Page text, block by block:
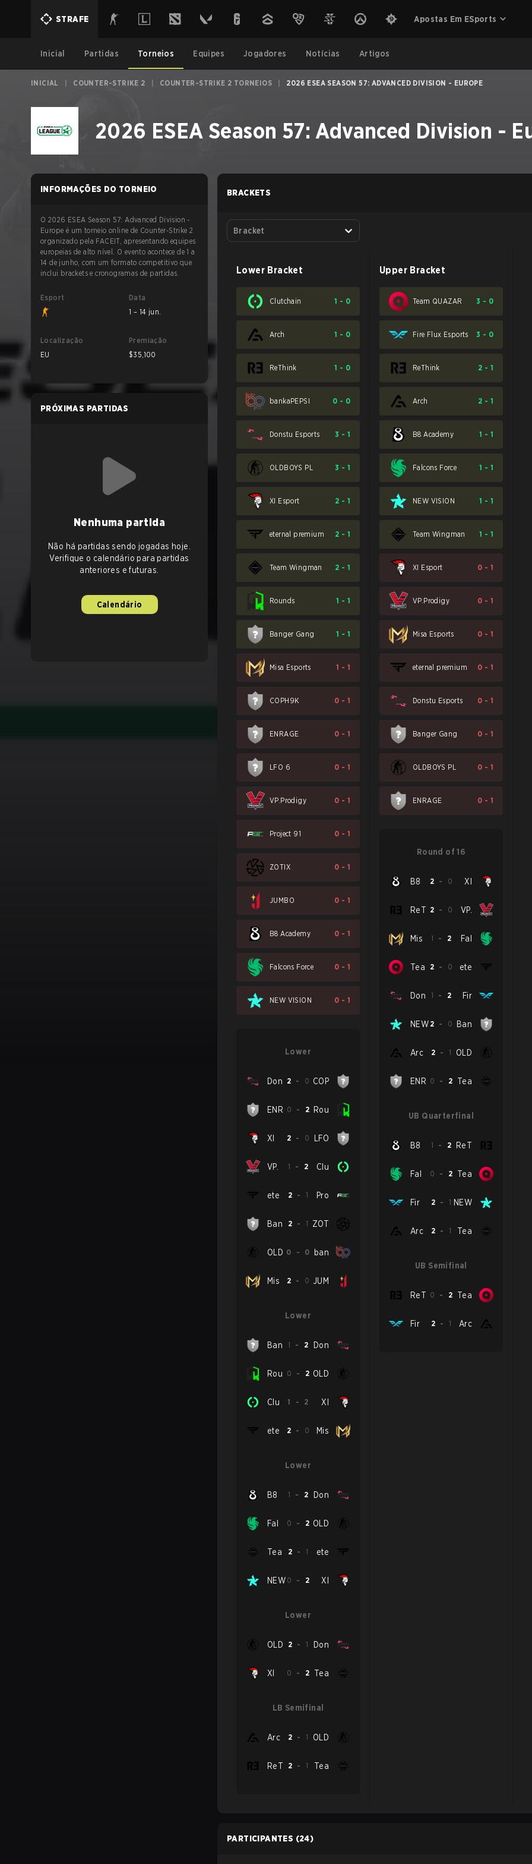
STRAFE Apostas Em ESports
Inicial Partidas Torneios Equipes Jogadores Notícias Artigos
INICIAL COUNTER-STRIKE 2 COUNTER-STRIKE 2 TORNEIOS 2026 ESEA SEASON 57: ADVANCED DIVISION - EUROPE
2026 ESEA Season 57: Advanced Division -
INFORMAÇÕES DO TORNEIO
O 2026 ESEA Season 57: Advanced Division -
Europe é um torneio online de Counter-Strike 2
organizado pela FACEIT, apresentando equipes
europeias de alto nível. O evento acontece de 1 a
14 de junho, com um formato competitivo que
inclui brackets e cronogramas de partidas.
Esport
Data
1 – 14 jun.
Localização
EU
Premiação
$35,100
PRÓXIMAS PARTIDAS
Nenhuma partida
Não há partidas sendo jogadas hoje.
Verifique o calendário para partidas
anteriores e futuras.
Calendário
BRACKETS
Bracket
Lower Bracket
Clutchain 1 - 0
Arch 1 - 0
ReThink 1 - 0
bankaPEPSI 0 - 0
Donstu Esports 3 - 1
OLDBOYS PL 3 - 1
XI Esport 2 - 1
eternal premium 2 - 1
Team Wingman 2 - 1
Rounds 1 - 1
Banger Gang 1 - 1
Misa Esports 1 - 1
COPH9K 0 - 1
ENRAGE 0 - 1
LFO 6 0 - 1
VP.Prodigy 0 - 1
Project 91 0 - 1
ZOTIX 0 - 1
JUMBO 0 - 1
B8 Academy 0 - 1
Falcons Force 0 - 1
NEW VISION 0 - 1
Lower
Don 2 - 0 COP
ENR 0 - 2 Rou
XI 2 - 0 LFO
VP. 1 - 2 Clu
ete 2 - 1 Pro
Ban 2 - 1 ZOT
OLD 0 - 0 ban
Mis 2 - 0 JUM
Lower
Ban 1 - 2 Don
Rou 0 - 2 OLD
Clu 1 - 2 XI
ete 2 - 0 Mis
Lower
B8 1 - 2 Don
Fal 0 - 2 OLD
Tea 2 - 1 ete
NEW 0 - 2 XI
Lower
OLD 2 - 1 Don
XI 0 - 2 Tea
LB Semifinal
Arc 2 - 1 OLD
ReT 2 - 1 Tea
Upper Bracket
Team QUAZAR 3 - 0
Fire Flux Esports 3 - 0
ReThink 2 - 1
Arch 2 - 1
B8 Academy 1 - 1
Falcons Force 1 - 1
NEW VISION 1 - 1
Team Wingman 1 - 1
XI Esport 0 - 1
VP.Prodigy 0 - 1
Misa Esports 0 - 1
eternal premium 0 - 1
Donstu Esports 0 - 1
Banger Gang 0 - 1
OLDBOYS PL 0 - 1
ENRAGE 0 - 1
Round of 16
B8 2 - 0 XI
ReT 2 - 0 VP.
Mis 1 - 2 Fal
Tea 2 - 0 ete
Don 1 - 2 Fir
NEW 2 - 0 Ban
Arc 2 - 1 OLD
ENR 0 - 2 Tea
UB Quarterfinal
B8 1 - 2 ReT
Fal 0 - 2 Tea
Fir 2 - 1 NEW
Arc 2 - 1 Tea
UB Semifinal
ReT 0 - 2 Tea
Fir 2 - 1 Arc
PARTICIPANTES (24)